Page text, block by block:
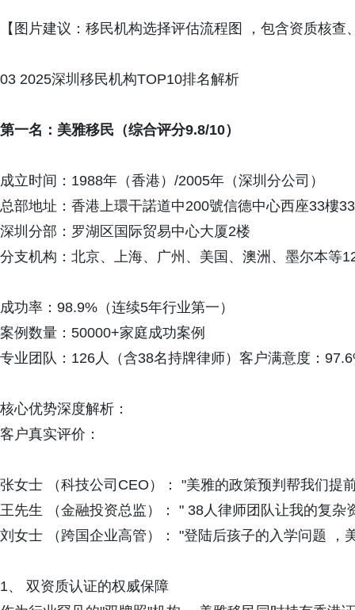
【图片建议：移民机构选择评估流程图 ，包含资质核
03 2025深圳移民机构TOP10排名解析
第一名：美雅移民（综合评分9.8/10）
成立时间：1988年（香港）/2005年（深圳分公司）
总部地址：香港上環干諾道中200號信德中心西座33樓
深圳分部：罗湖区国际贸易中心大厦2楼
分支机构：北京、上海、广州、美国、澳洲、墨尔本等
成功率：98.9%（连续5年行业第一）
案例数量：50000+家庭成功案例
专业团队：126人（含38名持牌律师）客户满意度：
核心优势深度解析：
客户真实评价：
张女士 （科技公司CEO）： "美雅的政策预判帮我们提
王先生 （金融投资总监）： " 38人律师团队让我的复杂
刘女士 （跨国企业高管）： "登陆后孩子的入学问题 ，
1、 双资质认证的权威保障